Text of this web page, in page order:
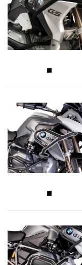
Czarny (N)
Czarny (N)